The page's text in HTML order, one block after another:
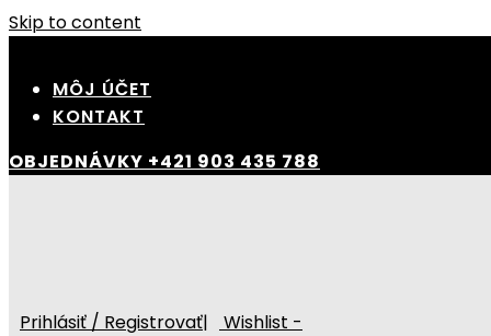
Skip to content
MÔJ ÚČET
KONTAKT
OBJEDNÁVKY +421 903 435 788
Prihlásiť / Registrovať| Wishlist -